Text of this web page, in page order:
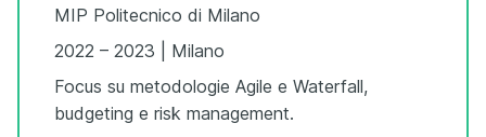
MIP Politecnico di Milano
2022 – 2023 | Milano
Focus su metodologie Agile e Waterfall,
budgeting e risk management.